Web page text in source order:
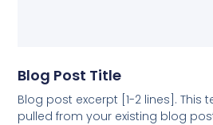
Blog Post Title
Blog post excerpt [1-2 lines]. This
pulled from your existing blog